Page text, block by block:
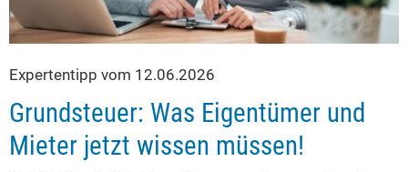
Expertentipp vom 12.06.2026
Grundsteuer: Was Eigentümer und
Mieter jetzt wissen müssen!